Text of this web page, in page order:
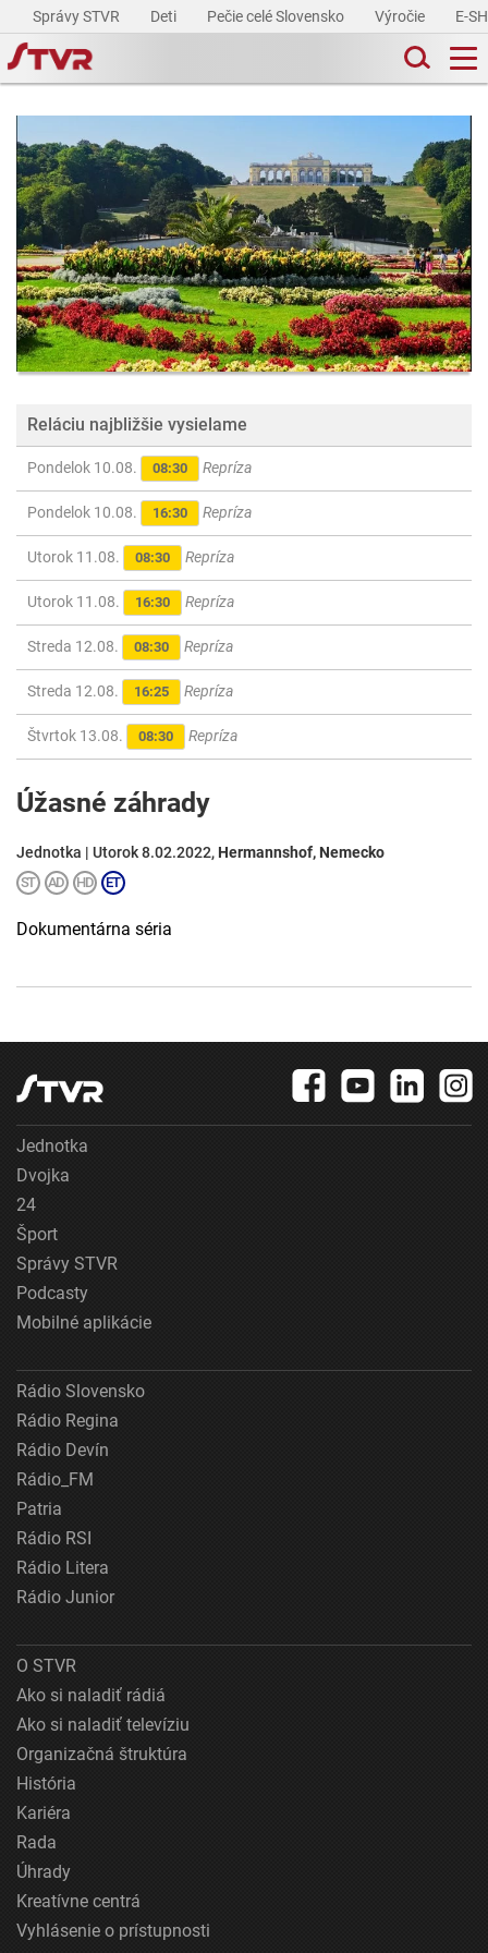
Správy STVR Deti Pečie celé Slovensko Výročie E-
Reláciu najbližšie vysielame
Pondelok 10.08. 08:30 Repríza
Pondelok 10.08. 16:30 Repríza
Utorok 11.08. 08:30 Repríza
Utorok 11.08. 16:30 Repríza
Streda 12.08. 08:30 Repríza
Streda 12.08. 16:25 Repríza
Štvrtok 13.08. 08:30 Repríza
Úžasné záhrady
Jednotka | Utorok 8.02.2022, Hermannshof, Nemecko
Dokumentárna séria
Jednotka
Dvojka
24
Šport
Správy STVR
Podcasty
Mobilné aplikácie
Rádio Slovensko
Rádio Regina
Rádio Devín
Rádio_FM
Patria
Rádio RSI
Rádio Litera
Rádio Junior
O STVR
Ako si naladiť rádiá
Ako si naladiť televíziu
Organizačná štruktúra
História
Kariéra
Rada
Úhrady
Kreatívne centrá
Vyhlásenie o prístupnosti